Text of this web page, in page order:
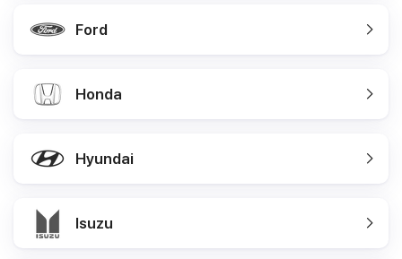
Ford
Honda
Hyundai
Isuzu